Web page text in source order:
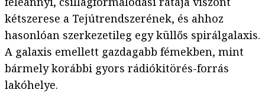
kétszerese a Tejútrendszerének, és ahhoz
hasonlóan szerkezetileg egy küllős spirálgalaxis.
A galaxis emellett gazdagabb fémekben, mint
bármely korábbi gyors rádiókitörés-forrás
lakóhelye.